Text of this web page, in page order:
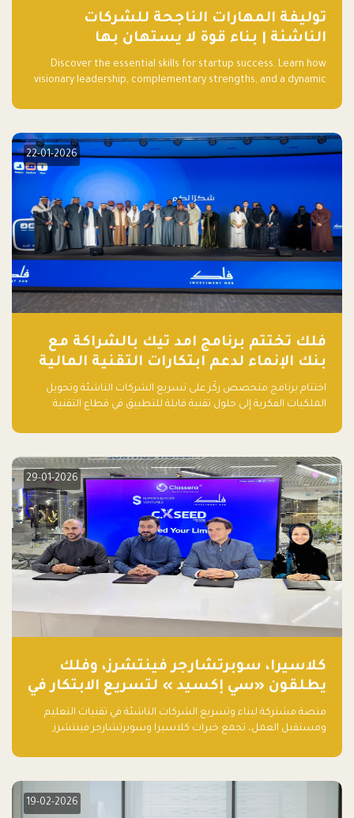
توليفة المهارات الناجحة للشركات
الناشئة | بناء قوة لا يستهان بها
Discover the essential skills for startup success. Learn how
visionary leadership, complementary strengths, and a dynamic
elevate your startup! Follow us @FalakHub
22-01-2026
فلك تختتم برنامج امد تيك بالشراكة مع
بنك الإنماء لدعم ابتكارات التقنية المالية
اختتام برنامج متخصص ركّز على تسريع الشركات الناشئة وتحويل
الملكيات الفكرية إلى حلول تقنية قابلة للتطبيق في قطاع التقنية
29-01-2026
كلاسيرا، سوبرتشارجر فينتشرز، وفلك
يطلقون «سي إكسيد » لتسريع الابتكار في
تقنيات التعليم ومستقبل العمل
منصة مشتركة لبناء وتسريع الشركات الناشئة في تقنيات التعليم
ومستقبل العمل، تجمع خبرات كلاسيرا وسوبرتشارجر فينتشرز
العالمية.
19-02-2026